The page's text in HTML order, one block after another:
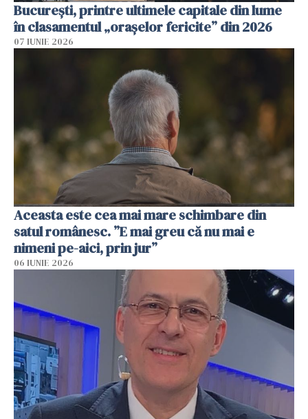
București, printre ultimele capitale din lume
în clasamentul „orașelor fericite” din 2026
07 IUNIE 2026
Aceasta este cea mai mare schimbare din
satul românesc. ”E mai greu că nu mai e
nimeni pe-aici, prin jur”
06 IUNIE 2026